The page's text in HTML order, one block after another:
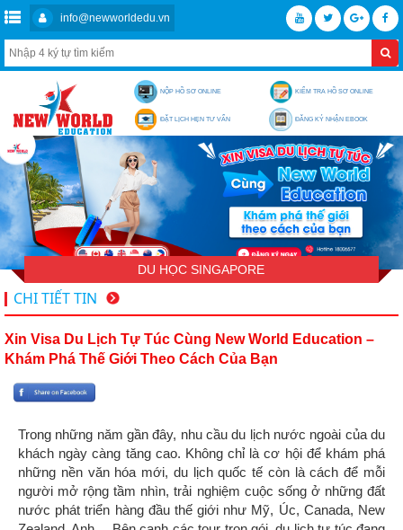
info@newworldedu.vn
NỘP HỒ SƠ ONLINE KIỂM TRA HỒ SƠ ONLINE
ĐẶT LỊCH HẸN TƯ VẤN ĐĂNG KÝ NHẬN EBOOK
DU HỌC SINGAPORE
CHI TIẾT TIN
Xin Visa Du Lịch Tự Túc Cùng New World Education –
Khám Phá Thế Giới Theo Cách Của Bạn
Trong những năm gần đây, nhu cầu du lịch nước ngoài của du
khách ngày càng tăng cao. Không chỉ là cơ hội để khám phá
những nền văn hóa mới, du lịch quốc tế còn là cách để mỗi
người mở rộng tầm nhìn, trải nghiệm cuộc sống ở những đất
nước phát triển hàng đầu thế giới như Mỹ, Úc, Canada, New